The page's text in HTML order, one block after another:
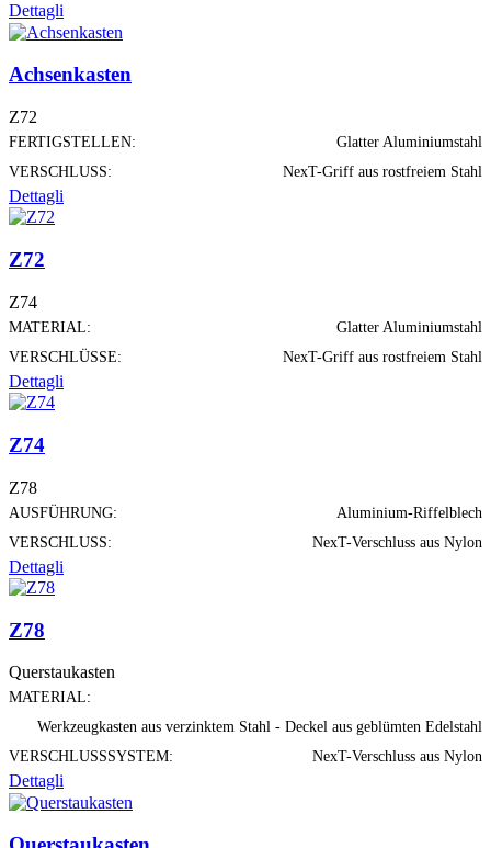
Dettagli
Achsenkasten
Z72
FERTIGSTELLEN:
Glatter Aluminiumstahl
VERSCHLUSS:
NexT-Griff aus rostfreiem Stahl
Dettagli
Z72
Z74
MATERIAL:
Glatter Aluminiumstahl
VERSCHLÜSSE:
NexT-Griff aus rostfreiem Stahl
Dettagli
Z74
Z78
AUSFÜHRUNG:
Aluminium-Riffelblech
VERSCHLUSS:
NexT-Verschluss aus Nylon
Dettagli
Z78
Querstaukasten
MATERIAL:
Werkzeugkasten aus verzinktem Stahl - Deckel aus geblümten Edelstahl
VERSCHLUSSSYSTEM:
NexT-Verschluss aus Nylon
Dettagli